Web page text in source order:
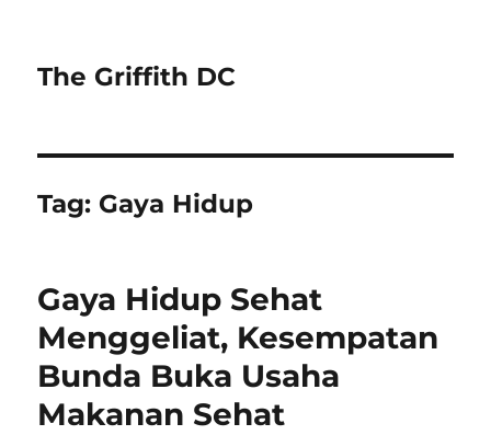
The Griffith DC
Tag: Gaya Hidup
Gaya Hidup Sehat
Menggeliat, Kesempatan
Bunda Buka Usaha
Makanan Sehat